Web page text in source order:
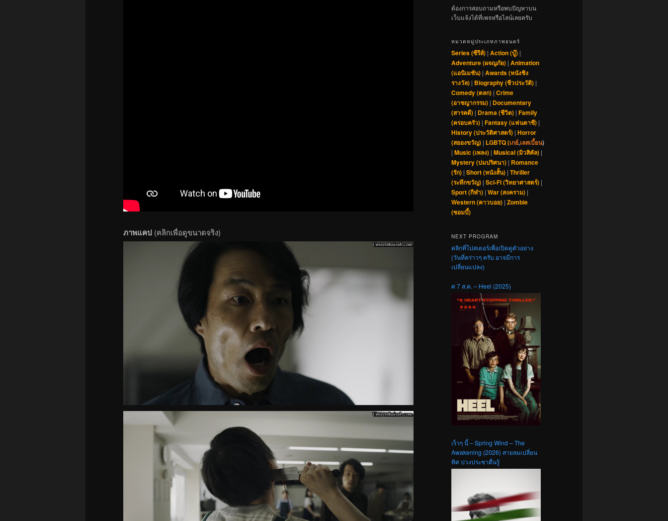
ภาพแคป (คลิกเพื่อดูขนาดจริง)
ต้องการสอบถามหรือพบปัญหาบน
เว็บแจ้งได้ที่เพจหรือไลน์เลยครับ
หมวดหมู่ประเภทภาพยนตร์
Series (ซีรีส์) | Action (บู๊) |
Adventure (ผจญภัย) | Animation
(แอนิเมชัน) | Awards (หนังชิง
รางวัล) | Biography (ชีวประวัติ) |
Comedy (ตลก) | Crime
(อาชญากรรม) | Documentary
(สารคดี) | Drama (ชีวิต) | Family
(ครอบครัว) | Fantasy (แฟนตาซี) |
History (ประวัติศาสตร์) | Horror
(สยองขวัญ) | LGBTQ (เกย์,เลสเบี้ยน)
| Music (เพลง) | Musical (มิวสิคัล) |
Mystery (ปมปริศนา) | Romance
(รัก) | Short (หนังสั้น) | Thriller
(ระทึกขวัญ) | Sci-Fi (วิทยาศาสตร์) |
Sport (กีฬา) | War (สงคราม) |
Western (คาวบอย) | Zombie
(ซอมบี้)
NEXT PROGRAM
คลิกที่โปสเตอร์เพื่อเปิดดูตัวอย่าง
(วันที่คร่าวๆ ครับ อาจมีการ
เปลี่ยนแปลง)
ศ 7 ส.ค. – Heel (2025)
เร็วๆ นี้ – Spring Wind – The
Awakening (2026) สายลมเปลี่ยน
ทิศ ปวงประชาตื่นรู้